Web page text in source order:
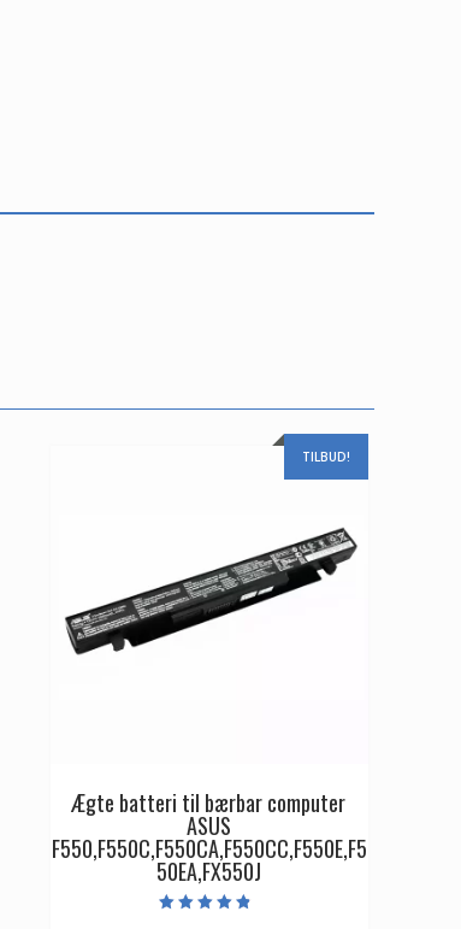
TILBUD!
Ægte batteri til bærbar computer
ASUS
F550,F550C,F550CA,F550CC,F550E,F5
50EA,FX550J